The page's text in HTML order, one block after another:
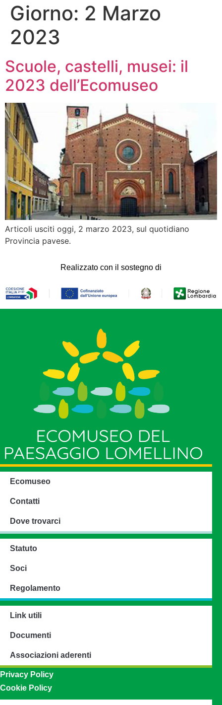
Giorno: 2 Marzo
2023
Scuole, castelli, musei: il
2023 dell’Ecomuseo
Articoli usciti oggi, 2 marzo 2023, sul quotidiano
Provincia pavese.
Realizzato con il sostegno di
Ecomuseo
Contatti
Dove trovarci
Statuto
Soci
Regolamento
Link utili
Documenti
Associazioni aderenti
Privacy Policy
Cookie Policy